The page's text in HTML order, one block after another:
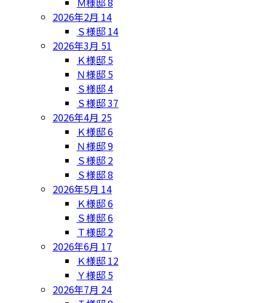
2026年2月 14
Ｓ様邸 14
2026年3月 51
Ｋ様邸 5
Ｎ様邸 5
Ｓ様邸4
Ｓ様邸37
2026年4月 25
Ｋ様邸6
Ｎ様邸9
Ｓ様邸 2
Ｓ様邸8
2026年5月 14
Ｋ様邸6
Ｓ様邸6
Ｔ様邸 2
2026年6月 17
Ｋ様邸 12
Ｙ様邸 5
2026年7月 24